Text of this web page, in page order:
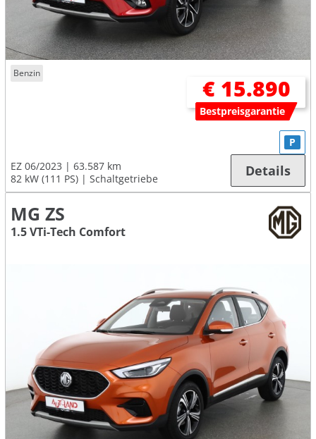
Benzin
€ 15.890
Bestpreisgarantie
EZ 06/2023
63.587 km
82 kW (111 PS)
Schaltgetriebe
P
Details
MG ZS
1.5 VTi-Tech Comfort